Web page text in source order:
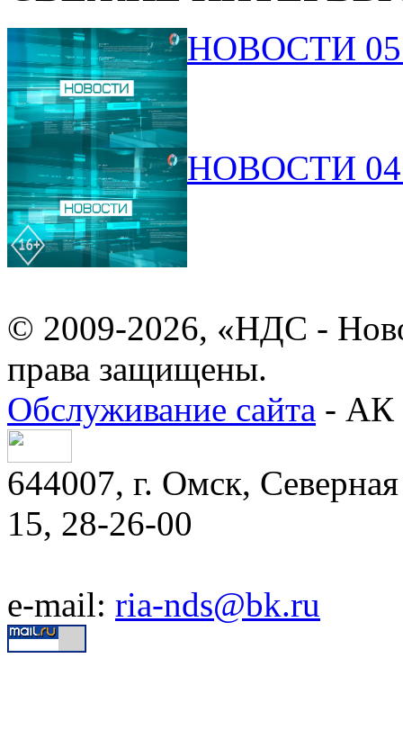
НОВОСТИ
НОВОСТИ
© 2009-2026, «НДС -
права защищены.
Обслуживание сайта - АК
644007, г. Омск,
15, 28-26-00
e-mail: ria-nds@bk.ru